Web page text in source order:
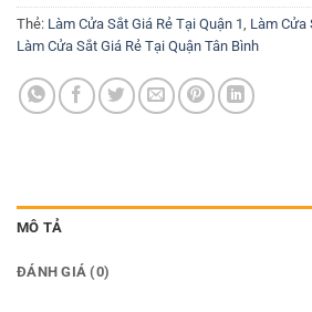
Thẻ: Làm Cửa Sắt Giá Rẻ Tại Quận 1, Làm Cửa
Làm Cửa Sắt Giá Rẻ Tại Quận Tân Bình
MÔ TẢ
ĐÁNH GIÁ (0)